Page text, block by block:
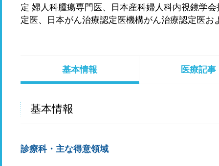
定 婦人科腫瘍専門医、日本産科婦人科内視鏡学
定医、日本がん治療認定医機構がん治療認定医
基本情報 医療記事
基本情報
診療科・主な得意領域